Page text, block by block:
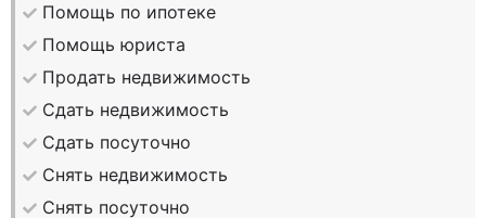
Помощь по ипотеке
Помощь юриста
Продать недвижимость
Сдать недвижимость
Сдать посуточно
Снять недвижимость
Снять посуточно